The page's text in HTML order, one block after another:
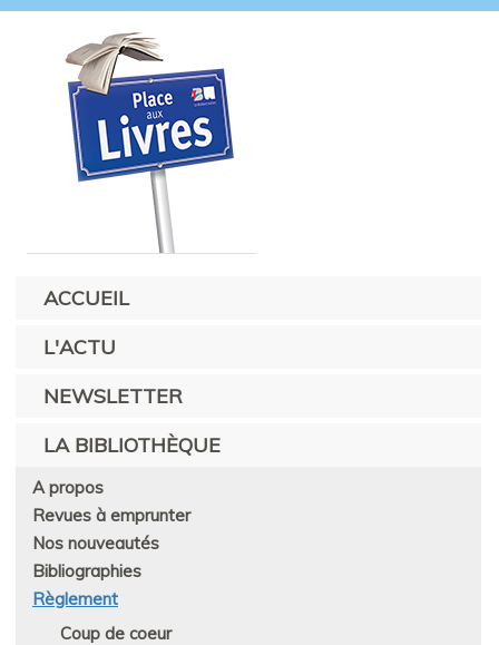
ACCUEIL
L'ACTU
NEWSLETTER
LA BIBLIOTHÈQUE
A propos
Revues à emprunter
Nos nouveautés
Bibliographies
Règlement
Coup de coeur